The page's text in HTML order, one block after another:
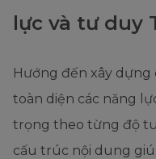
lực và tư duy
Hướng đến xây
toàn diện các năng
trọng theo từng độ
cấu trúc nội dung